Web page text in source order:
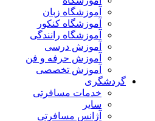
آموزشگاه زبان
آموزشگاه کنکور
آموزشگاه رانندگی
آموزش درسی
آموزش حرفه و فن
آموزش تخصصی
گردشگری
خدمات مسافرتی
سایر
آژانس مسافرتی